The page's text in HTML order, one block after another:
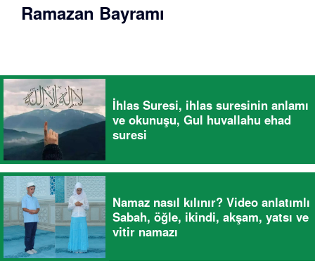
Ramazan Bayramı
İhlas Suresi, ihlas suresinin anlamı
ve okunuşu, Gul huvallahu ehad
suresi
Namaz nasıl kılınır? Video anlatımlı
Sabah, öğle, ikindi, akşam, yatsı ve
vitir namazı